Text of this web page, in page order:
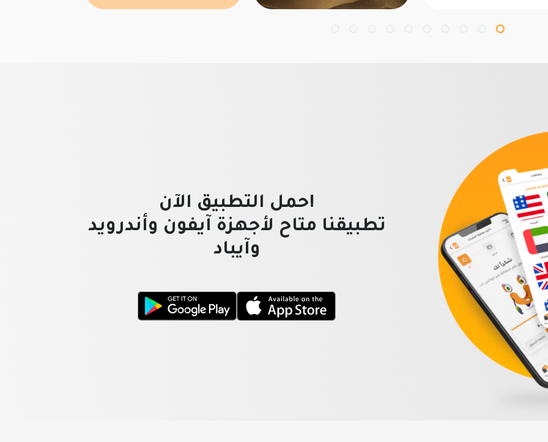
!حمل التطبيق الآن
تطبيقنا متاح لأجهزة آيفون وأندرويد
وآيباد